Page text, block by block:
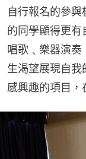
自行報名的參
的同學顯得更有
唱歌﹑樂器演
生渴望展現自
感興趣的項目，